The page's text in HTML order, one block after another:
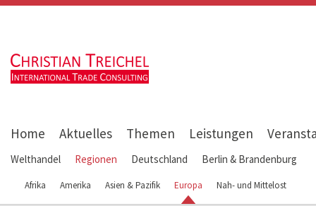
Home Aktuelles Themen Leistungen
Welthandel Regionen Deutschland Berlin & Brandenburg
Afrika Amerika Asien & Pazifik Europa Nah- und Mittelost